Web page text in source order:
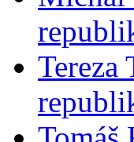
Tereza